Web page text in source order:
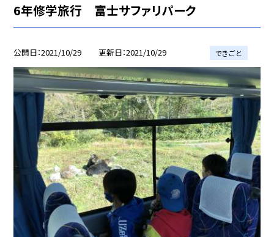
6年修学旅行 富士サファリパーク
公開日 2021/10/29 更新日 2021/10/29 できごと